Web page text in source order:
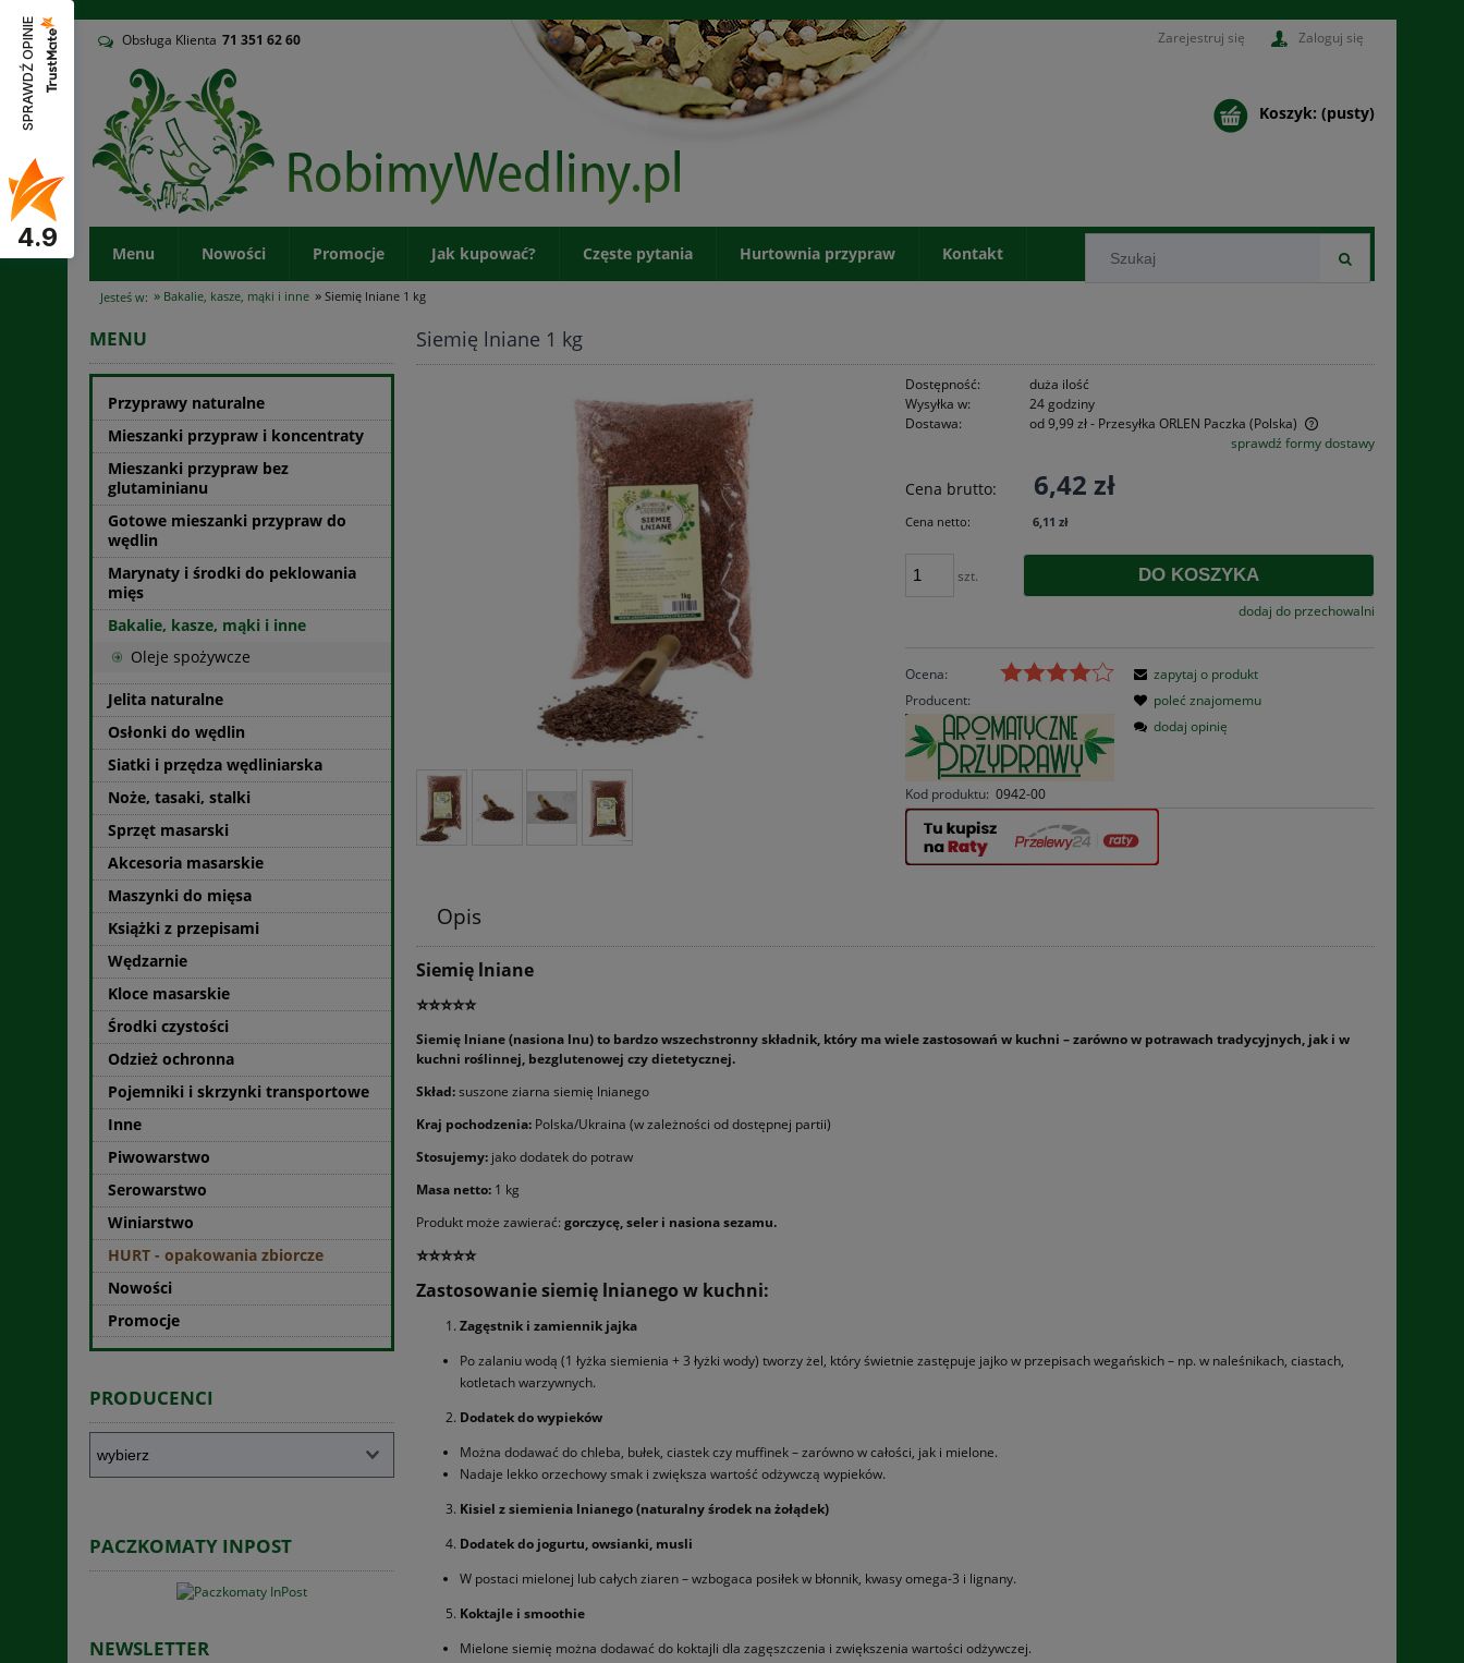
Obsługa Klienta 71 351 62 60 Zarejestruj się Zaloguj się
Koszyk: (pusty)
Menu Nowości Promocje Jak kupować? Częste pytania Hurtownia przypraw Kontakt
Jesteś w: » Bakalie, kasze, mąki i inne » Siemię lniane 1 kg
MENU
Przyprawy naturalne
Mieszanki przypraw i koncentraty
Mieszanki przypraw bez
glutaminianu
Gotowe mieszanki przypraw do
wędlin
Marynaty i środki do peklowania
mięs
Bakalie, kasze, mąki i inne
Oleje spożywcze
Jelita naturalne
Osłonki do wędlin
Siatki i przędza wędliniarska
Noże, tasaki, stalki
Sprzęt masarski
Akcesoria masarskie
Maszynki do mięsa
Książki z przepisami
Wędzarnie
Kloce masarskie
Środki czystości
Odzież ochronna
Pojemniki i skrzynki transportowe
Inne
Piwowarstwo
Serowarstwo
Winiarstwo
HURT - opakowania zbiorcze
Nowości
Promocje
PRODUCENCI
PACZKOMATY INPOST
NEWSLETTER
Siemię lniane 1 kg
Dostępność:
duża ilość
Wysyłka w:
24 godziny
Dostawa:
od 9,99 zł- Przesyłka ORLEN Paczka (Polska)
Cena nie zawiera ewentualnych kosztów
płatności
sprawdź formy dostawy
Cena brutto: 6,42 zł
Cena netto: 6,11 zł
szt. DO KOSZYKA
dodaj do przechowalni
Ocena:
Producent:
Kod produktu: 0942-00
zapytaj o produkt
poleć znajomemu
dodaj opinię
Opis
Siemię lniane
⭐⭐⭐⭐⭐
Siemię lniane (nasiona lnu) to bardzo wszechstronny składnik, który ma wiele zastosowań w kuchni – zarówno w potrawach tradycyjnych, jak i w
kuchni roślinnej, bezglutenowej czy dietetycznej.
Skład:suszone ziarna siemię lnianego
Kraj pochodzenia: Polska/Ukraina (w zależności od dostępnej partii)
Stosujemy: jako dodatek do potraw
Masa netto: 1 kg
Produkt może zawierać: gorczycę, seler i nasiona sezamu.
⭐⭐⭐⭐⭐
Zastosowanie siemię lnianego w kuchni:
Zagęstnik i zamiennik jajka
Po zalaniu wodą (1 łyżka siemienia + 3 łyżki wody) tworzy żel, który świetnie zastępuje jajko w przepisach wegańskich – np. w naleśnikach, ciastach,
kotletach warzywnych.
Dodatek do wypieków
Można dodawać do chleba, bułek, ciastek czy muffinek – zarówno w całości, jak i mielone.
Nadaje lekko orzechowy smak i zwiększa wartość odżywczą wypieków.
Kisiel z siemienia lnianego (naturalny środek na żołądek)
Dodatek do jogurtu, owsianki, musli
W postaci mielonej lub całych ziaren – wzbogaca posiłek w błonnik, kwasy omega-3 i lignany.
Koktajle i smoothie
Mielone siemię można dodawać do koktajli dla zagęszczenia i zwiększenia wartości odżywczej.
SPRAWDŹ OPINIE
4.9